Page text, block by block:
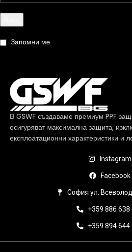
Запомни ме
В GSWF създаваме премиум PPF
осигуряват максимална защита,
експлоатационни характеристики и
Instagram
Facebook
София ул.
+359 886 638
+359 894 644